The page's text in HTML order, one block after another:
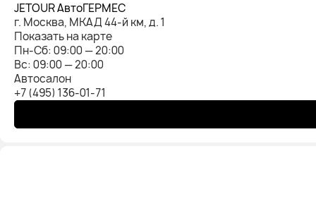
JETOUR АвтоГЕРМЕС
г. Москва, МКАД 44-й км, д. 1
Показать на карте
Пн-Cб: 09:00 — 20:00
Вс: 09:00 — 20:00
Автосалон
+7 (495) 136-01-71